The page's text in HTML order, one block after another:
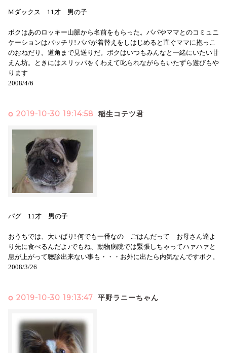
Mダックス 11才 男の子
ボクはあのロッキー山脈から名前をもらった。パパやママとのコミュニ
ケーションはバッチリ! パパが着替えをしはじめると直ぐママに抱っこ
のおねだり。道角まで見送りだ。ボクはいつもみんなと一緒にいたい甘
えん坊。ときにはスリッパをくわえて叱られながらもいたずら遊びもや
ります
2008/4/6
2019-10-30 19:14:58 稲生コテツ君
パグ 11才 男の子
おうちでは、大いばり! 何でも一番なの ごはんだって お母さん達よ
り先に食べるんだよ♪でもね、動物病院では緊張しちゃってハァハァと
息が上がって聴診出来ない事も・・・お外に出たら内気なんですボク。
2008/3/26
2019-10-30 19:13:47 平野ラニーちゃん